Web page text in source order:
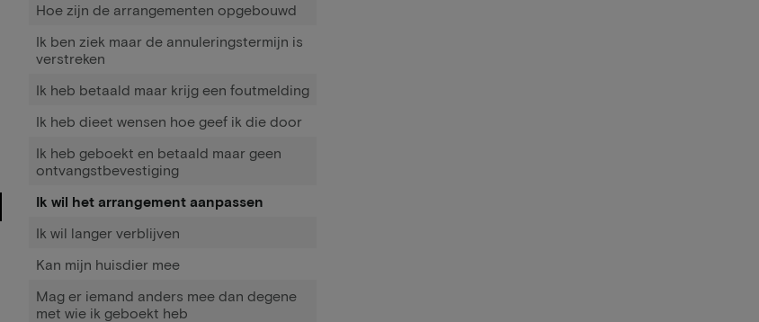
Hoe zijn de arrangementen opgebouwd
Ik ben ziek maar de annuleringstermijn is
verstreken
Ik heb betaald maar krijg een foutmelding
Ik heb dieet wensen hoe geef ik die door
Ik heb geboekt en betaald maar geen
ontvangstbevestiging
Ik wil het arrangement aanpassen
Ik wil langer verblijven
Kan mijn huisdier mee
Mag er iemand anders mee dan degene
met wie ik geboekt heb